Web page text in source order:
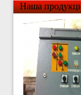
Наша